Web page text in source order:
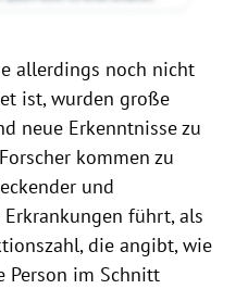
allerdings noch nicht
ist, wurden große
neue Erkenntnisse zu
kommen zu
und
führt,als
die angibt, wie
Person im Schnitt